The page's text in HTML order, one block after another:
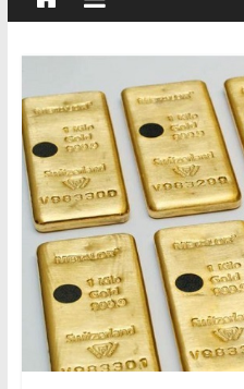
–
Precio
de
Chatarra
Directorio
de
Chatarreros
para
vender